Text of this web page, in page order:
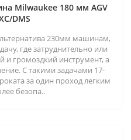
Milwaukee 180 мм AGV
DMS
230мм машинам,
где затруднительно или
громоздкий инструмент, а
С такими задачами 17-
за один проход легким
безопа..